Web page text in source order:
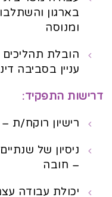
בארגון
ומנוסה
הובלת תהליכים
עניין בסביבה
דרישות התפקיד:
רישיון רוקח/ת
ניסיון של
– חובה
יכולת עבודה